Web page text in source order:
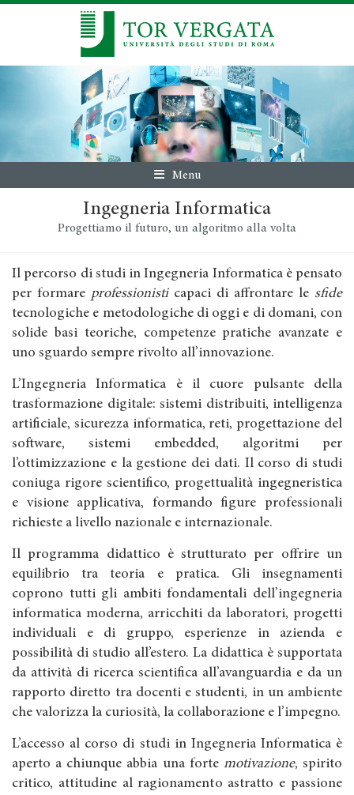
Menu
Ingegneria Informatica
Progettiamo il futuro, un algoritmo alla volta
Il percorso di studi in Ingegneria Informatica è pensato
per formare professionisticapaci di affrontare le sfide
tecnologiche e metodologiche di oggi e di domani, con
solide basi teoriche, competenze pratiche avanzate e
uno sguardo sempre rivolto all’innovazione.
L’Ingegneria Informatica è il cuore pulsante della
trasformazione digitale: sistemi distribuiti, intelligenza
artificiale, sicurezza informatica, reti, progettazione del
software, sistemi embedded, algoritmi per
l’ottimizzazione e la gestione dei dati. Il corso di studi
coniuga rigore scientifico, progettualità ingegneristica
e visione applicativa, formando figure professionali
richieste a livello nazionale e internazionale.
Il programma didattico è strutturato per offrire un
equilibrio tra teoria e pratica. Gli insegnamenti
coprono tutti gli ambiti fondamentali dell’ingegneria
informatica moderna, arricchiti da laboratori, progetti
individuali e di gruppo, esperienze in azienda e
possibilità di studio all’estero. La didattica è supportata
da attività di ricerca scientifica all’avanguardia e da un
rapporto diretto tra docenti e studenti, in un ambiente
che valorizza la curiosità, la collaborazione e l’impegno.
L’accesso al corso di studi in Ingegneria Informatica è
aperto a chiunque abbia una forte motivazione, spirito
critico, attitudine al ragionamento astratto e passione